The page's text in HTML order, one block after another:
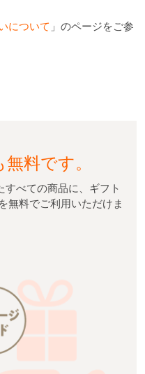
について 」のページをご参
料です。
べての商品に、ギフト
無料でご利用いただけま